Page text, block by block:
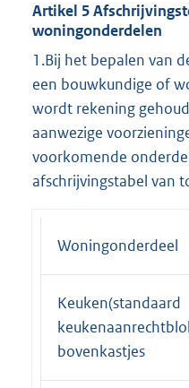
Artikel 5
woningonderdelen
1.Bij het bepalen van
een bouwkundige of
wordt rekening
aanwezige
voorkomende
afschrijvingstabel van
Woningonderdeel
Keuken(standaard
bovenkastjes